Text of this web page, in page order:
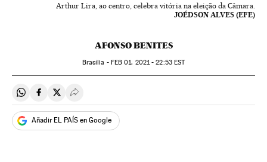
Arthur Lira, ao centro, celebra vitória na eleição da Câmara.
JOÉDSON ALVES (EFE)
AFONSO BENITES
Brasília - FEB 01, 2021 - 22:53EST
Compartir en Whatsapp
Compartir en Facebook
Compartir en Twitter
Desplegar Redes Sociales
Añadir EL PAÍS en Google